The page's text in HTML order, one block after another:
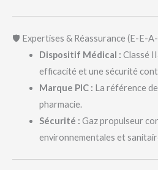
🛡️ Expertises & Réassurance (E-E-
Dispositif Médical : Classé
efficacité et une sécurité
Marque PIC : La référence
pharmacie.
Sécurité : Gaz propulseur
environnementales et